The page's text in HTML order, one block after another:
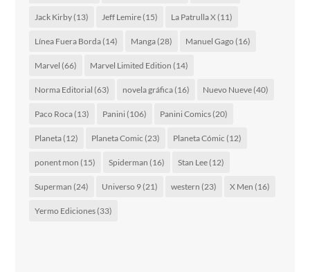
Jack Kirby(13) Jeff Lemire(15) La Patrulla X(11)
Línea Fuera Borda(14) Manga(28) Manuel Gago (16)
Marvel (66) Marvel Limited Edition (14)
Norma Editorial (63) novela gráfica(16) Nuevo Nueve(40)
Paco Roca(13) Panini(106) Panini Comics(20)
Planeta(12) Planeta Comic (23) Planeta Cómic (12)
ponent mon (15) Spiderman (16) Stan Lee(12)
Superman (24) Universo 9(21) western (23) X Men (16)
Yermo Ediciones(33)